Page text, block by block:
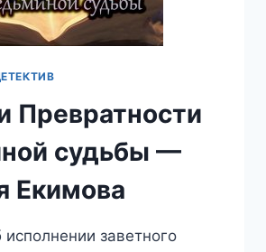
Превратности
судьбы —
Екимова
заветного